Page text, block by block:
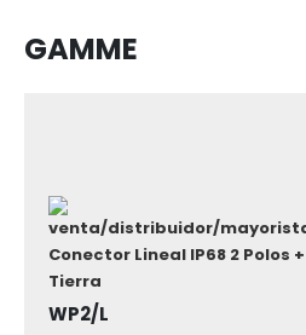
GAMME
WP2/L